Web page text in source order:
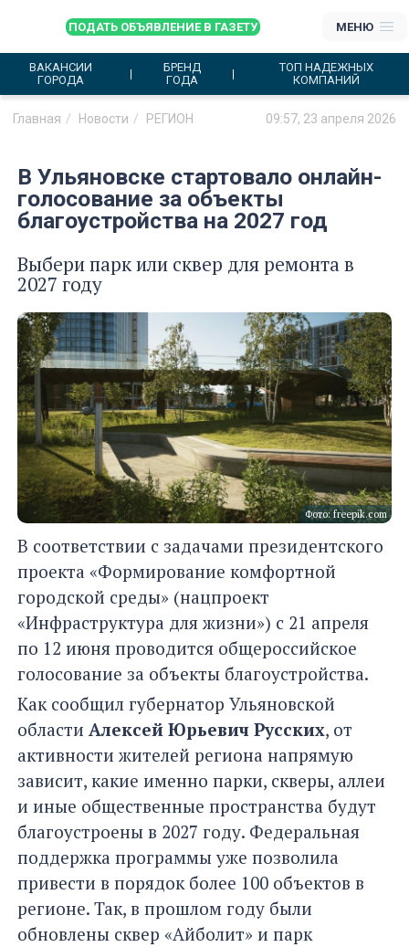
ПОДАТЬ ОБЪЯВЛЕНИЕ В ГАЗЕТУ МЕНЮ
ВАКАНСИИ
ГОРОДА
БРЕНД
ГОДА
ТОП НАДЕЖНЫХ
КОМПАНИЙ
Главная Новости РЕГИОН 09:57, 23 апреля 2026
В Ульяновске стартовало онлайн-
голосование за объекты
благоустройства на 2027 год
Выбери парк или сквер для ремонта в
2027 году
Фото: freepik.com
В соответствии с задачами президентского
проекта «Формирование комфортной
городской среды» (нацпроект
«Инфраструктура для жизни») с 21 апреля
по 12 июня проводится общероссийское
голосование за объекты благоустройства.
Как сообщил губернатор Ульяновской
области Алексей Юрьевич Русских, от
активности жителей региона напрямую
зависит, какие именно парки, скверы, аллеи
и иные общественные пространства будут
благоустроены в 2027 году. Федеральная
поддержка программы уже позволила
привести в порядок более 100 объектов в
регионе. Так, в прошлом году были
обновлены сквер «Айболит» и парк